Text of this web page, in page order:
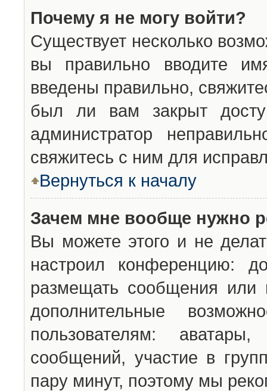
Почему я не могу войти?
Существует несколько
вы правильно вводите
введены правильно,
был ли вам закрыт
администратор
свяжитесь с ним для
Вернуться к началу
Зачем мне вообще нужно
Вы можете этого и не
настроил конференцию:
размещать сообщения или
дополнительные
пользователям:
сообщений, участие в
пару минут, поэтому мы